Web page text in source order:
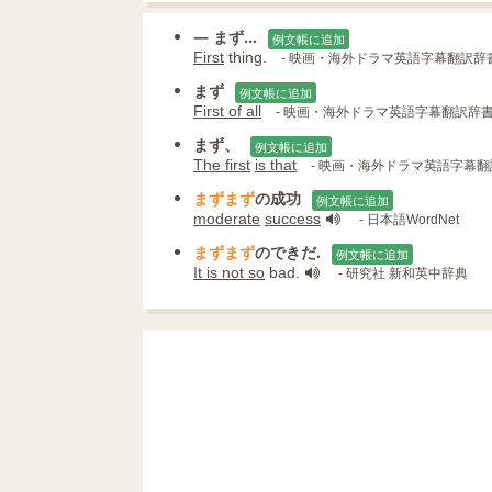
— まず... 例文帳に追加
First thing. - 映画・海外ドラマ英語字幕翻訳辞
まず 例文帳に追加
First of all - 映画・海外ドラマ英語字幕翻訳辞
まず、 例文帳に追加
The first is that - 映画・海外ドラマ英語字幕
まずまずの成功 例文帳に追加
moderate success - 日本語WordNet
まずまずのできだ. 例文帳に追加
It is not so bad. - 研究社 新和英中辞典